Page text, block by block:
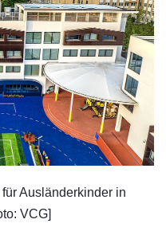
Ausländerkinder in
VCG]